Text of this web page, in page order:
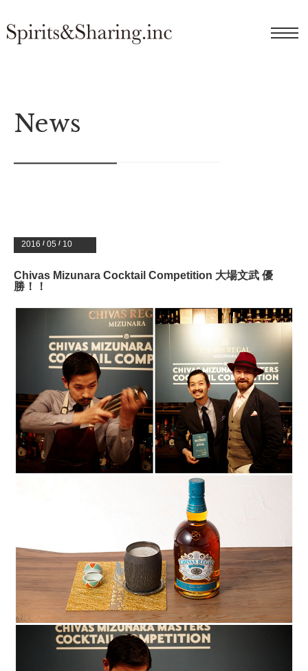
2016 / 05 / 10
Chivas Mizunara Cocktail Competition 大場文武 優
勝！！
News